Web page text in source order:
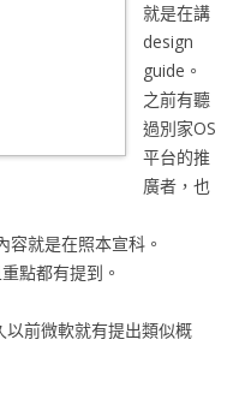
就是在講
design
guide。
之前有聽
過別家OS
平台的推
廣者，也
就是在照本宣科。
點都有提到。
前微軟就有提出類似概